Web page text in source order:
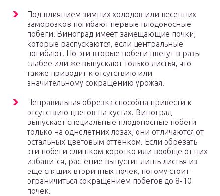
Под влиянием зимних холодов или весенних
заморозков погибают первые плодоносные
побеги. Виноград имеет замещающие почки,
которые распускаются, если центральные
погибают. Но эти вторые побеги цветут в разы
слабее или же выпускают только листья, что
также приводит к отсутствию или
значительному сокращению урожая.
Неправильная обрезка способна привести к
отсутствию цветов на кустах. Виноград
выпускает специальные плодоносные побеги
только на однолетних лозах, они отличаются от
остальных цветовым оттенком. Если обрезать
эти побеги слишком коротко или вообще от них
избавится, растение выпустит лишь листья из
еще спящих вторичных почек, потому стоит
ограничиться сокращением побегов до 8-10
почек.